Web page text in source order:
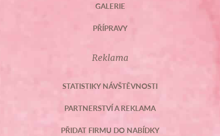
GALERIE
PŘÍPRAVY
Reklama
STATISTIKY NÁVŠTĚVNOSTI
PARTNERSTVÍ A REKLAMA
PŘIDAT FIRMU DO NABÍDKY